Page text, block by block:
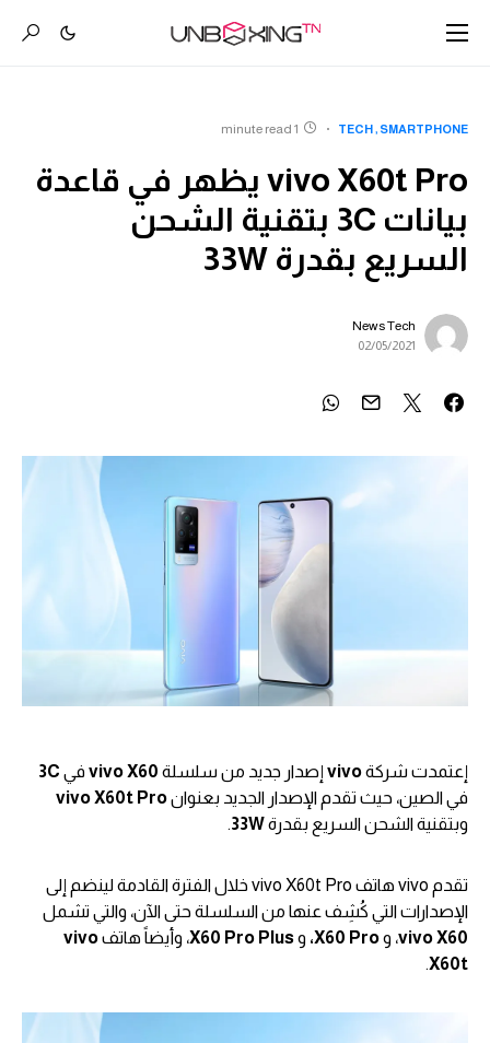
SMARTPHONE
TECH
1 minute read
vivo X60t Pro يظهر في قاعدة
بيانات 3C بتقنية الشحن
السريع بقدرة 33W
News Tech
02/05/2021
إعتمدت شركةvivo إصدار جديد من سلسلة vivo X60 في 3C
في الصين، حيث تقدم الإصدار الجديد بعنوان
vivoX60t Pro
وبتقنية الشحن السريع بقدرة33W
.
تقدم vivo هاتف vivo X60t Pro خلال الفترة القادمة لينضم إلى
الإصدارات التي كُشِف عنها من السلسلة حتى الآن، والتي تشمل
vivo X60، وX60 Pro، وX60 Pro Plus، وأيضاً هاتفvivo
X60t
.